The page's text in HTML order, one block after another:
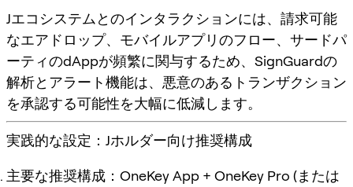
Jエコシステムとのインタラクションには、請求可能
なエアドロップ、モバイルアプリのフロー、サードパ
ーティのdAppが頻繁に関与するため、SignGuardの
解析とアラート機能は、悪意のあるトランザクション
を承認する可能性を大幅に低減します。
実践的な設定：Jホルダー向け推奨構成
主要な推奨構成：OneKey App + OneKey Pro (または